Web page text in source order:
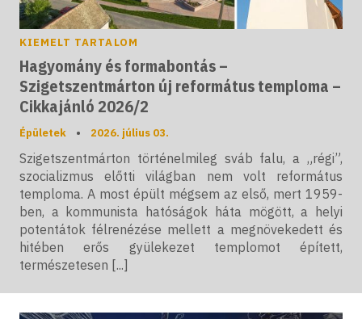
KIEMELT TARTALOM
Hagyomány és formabontás –
Szigetszentmárton új református temploma –
Cikkajánló 2026/2
Épületek • 2026. július 03.
Szigetszentmárton történelmileg sváb falu, a „régi”,
szocializmus előtti világban nem volt református
temploma. A most épült mégsem az első, mert 1959-
ben, a kommunista hatóságok háta mögött, a helyi
potentátok félrenézése mellett a megnövekedett és
hitében erős gyülekezet templomot épített,
természetesen [...]